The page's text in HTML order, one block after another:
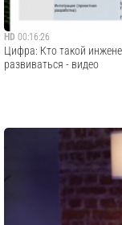
HD 00:16:26
Цифра: Кто такой
развиваться - видео